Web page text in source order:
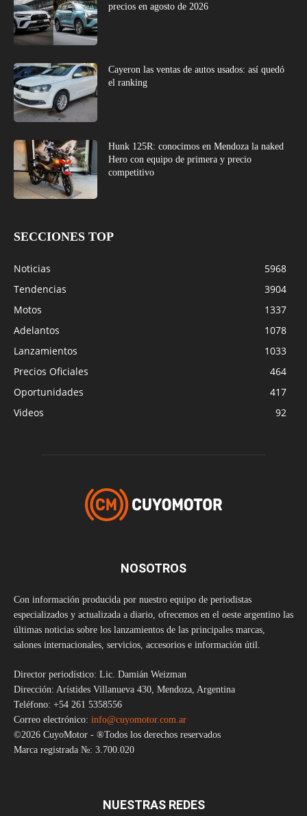
precios en agosto de 2026
Cayeron las ventas de autos usados: así quedó
el ranking
Hunk 125R: conocimos en Mendoza la naked
Hero con equipo de primera y precio
competitivo
SECCIONES TOP
Noticias
5968
Tendencias
3904
Motos
1337
Adelantos
1078
Lanzamientos
1033
Precios Oficiales
464
Oportunidades
417
Videos
92
NOSOTROS
Con información producida por nuestro equipo de periodistas
especializados y actualizada a diario, ofrecemos en el oeste argentino las
últimas noticias sobre los lanzamientos de las principales marcas,
salones internacionales, servicios, accesorios e información útil.
Director periodístico: Lic. Damián Weizman
Dirección: Arístides Villanueva 430, Mendoza, Argentina
Teléfono: +54 261 5358556
Correo electrónico: info@cuyomotor.com.ar
©2026 CuyoMotor - ®Todos los derechos reservados
Marca registrada №: 3.700.020
NUESTRAS REDES